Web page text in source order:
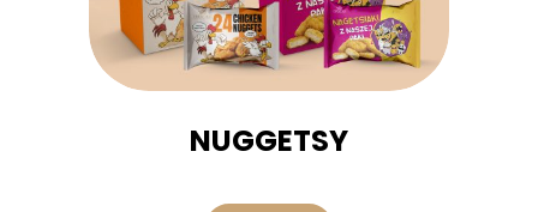
NUGGETSY